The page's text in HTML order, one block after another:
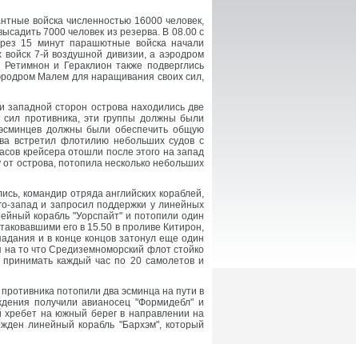
войска численностью 16000 человек,
7000 человек из резерва. В 08.00 с
15 минут парашютные войска начали
7-й воздушной дивизии, а аэродром
и Гераклион также подверглись
Малем для наращивания своих сил,
сторон острова находились две
противника, эти группы должны были
должны были обеспечить общую
встретил флотилию небольших судов с
крейсера отошли после этого на запад
острова, потопила несколько небольших
командир отряда английских кораблей,
запад и запросил поддержки у линейных
корабль "Уорспайт" и потопили один
его в 15.50 в проливе Китирон,
и в конце концов затонул еще один
то что Средиземноморский флот стойко
каждый час по 20 самолетов и
потопили два эсминца на пути в
получили авианосец "Формидебл" и
хребет на южный берег в направлении на
линейный корабль "Бархэм", который